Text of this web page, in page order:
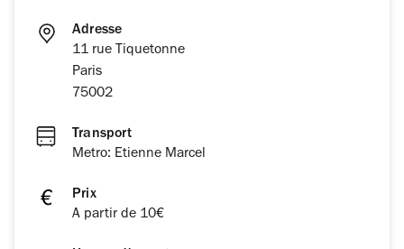
Adresse
11 rue Tiquetonne
Paris
75002
Transport
Metro: Etienne Marcel
Prix
A partir de 10€